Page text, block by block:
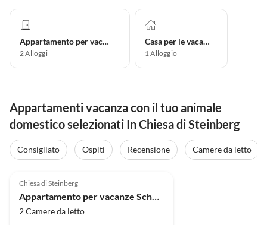
Appartamento per vacanze
2Alloggi
Casa per le vacanze
1Alloggio
Appartamenti vacanza con il tuo animale
domestico selezionati In Chiesa di Steinberg
Consigliato Ospiti Recensione
Camere da letto
Chiesa di Steinberg
2 Camere da letto